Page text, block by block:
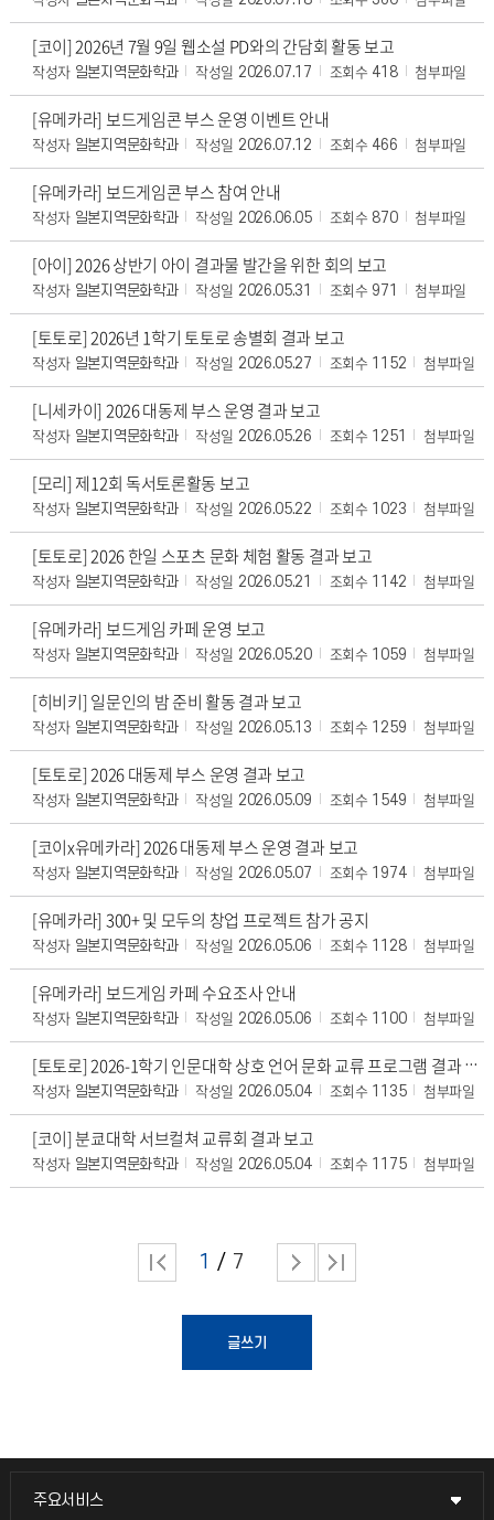
[코이] 2026년 7월 9일 웹소설 PD와의 간담회 활동 보고
작성자 일본지역문화학과 작성일 2026.07.17 조회수 418 첨부파일
[유메카라] 보드게임콘 부스 운영 이벤트 안내
작성자 일본지역문화학과 작성일 2026.07.12 조회수 466 첨부파일
[유메카라] 보드게임콘 부스 참여 안내
작성자 일본지역문화학과 작성일 2026.06.05 조회수 870 첨부파일
[아이] 2026 상반기 아이 결과물 발간을 위한 회의 보고
작성자 일본지역문화학과 작성일 2026.05.31 조회수 971 첨부파일
[토토로] 2026년 1학기 토토로 송별회 결과 보고
작성자 일본지역문화학과 작성일 2026.05.27 조회수 1152 첨부파일
[니세카이] 2026 대동제 부스 운영 결과 보고
작성자 일본지역문화학과 작성일 2026.05.26 조회수 1251 첨부파일
[모리] 제12회 독서토론활동 보고
작성자 일본지역문화학과 작성일 2026.05.22 조회수 1023 첨부파일
[토토로] 2026 한일 스포츠 문화 체험 활동 결과 보고
작성자 일본지역문화학과 작성일 2026.05.21 조회수 1142 첨부파일
[유메카라] 보드게임 카페 운영 보고
작성자 일본지역문화학과 작성일 2026.05.20 조회수 1059 첨부파일
[히비키] 일문인의 밤 준비 활동 결과 보고
작성자 일본지역문화학과 작성일 2026.05.13 조회수 1259 첨부파일
[토토로] 2026 대동제 부스 운영 결과 보고
작성자 일본지역문화학과 작성일 2026.05.09 조회수 1549 첨부파일
[코이x유메카라] 2026 대동제 부스 운영 결과 보고
작성자 일본지역문화학과 작성일 2026.05.07 조회수 1974 첨부파일
[유메카라] 300+ 및 모두의 창업 프로젝트 참가 공지
작성자 일본지역문화학과 작성일 2026.05.06 조회수 1128 첨부파일
[유메카라] 보드게임 카페 수요조사 안내
작성자 일본지역문화학과 작성일 2026.05.06 조회수 1100 첨부파일
[토토로] 2026-1학기 인문대학 상호 언어 문화 교류 프로그램 결과 보고
작성자 일본지역문화학과 작성일 2026.05.04 조회수 1135 첨부파일
[코이] 분쿄대학 서브컬쳐 교류회 결과 보고
작성자 일본지역문화학과 작성일 2026.05.04 조회수 1175 첨부파일
1 7
글쓰기
주요서비스
주요서비스